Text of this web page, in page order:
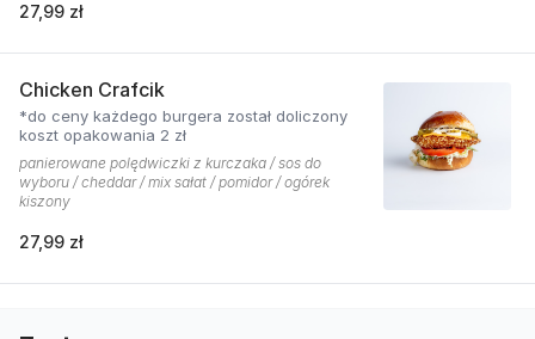
27,99 zł
Chicken Crafcik
*do ceny każdego burgera został doliczony
koszt opakowania 2 zł
panierowane polędwiczki z kurczaka / sos do
wyboru / cheddar / mix sałat / pomidor / ogórek
kiszony
27,99 zł